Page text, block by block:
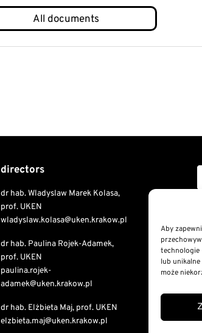
Aby
technologie
lub
może
directors
dr hab. Wladyslaw Marek Kolasa,
prof. UKEN
wladyslaw.kolasa@uken.krakow.pl
dr hab. Paulina Rojek-Adamek,
prof. UKEN
paulina.rojek-
adamek@uken.krakow.pl
dr hab. Elżbieta Maj, prof. UKEN
elzbieta.maj@uken.krakow.pl
Public
RODO